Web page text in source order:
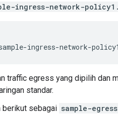
ingress-network-
traffic egress yang dipilih dan
standar.
berikut sebagai sample-